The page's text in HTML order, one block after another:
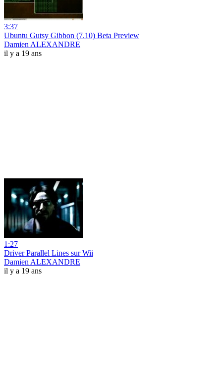
3:37
Ubuntu Gutsy Gibbon (7.10) Beta Preview
Damien ALEXANDRE
il y a 19 ans
1:27
Driver Parallel Lines sur Wii
Damien ALEXANDRE
il y a 19 ans